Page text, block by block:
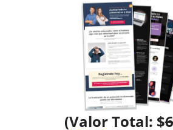
(Valor Total: $